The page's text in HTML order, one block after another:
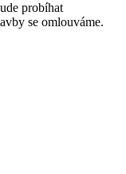
probíhat
se omlouváme.